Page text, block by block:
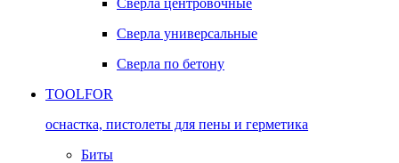
Сверла центровочные
Сверла универсальные
Сверла по бетону
TOOLFOR
оснастка, пистолеты для пены и герметика
Биты